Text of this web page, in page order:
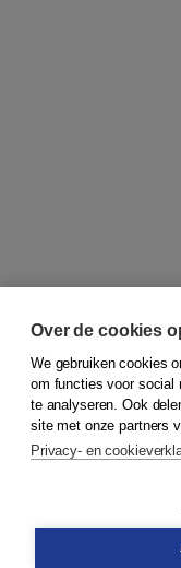
© 2026Koninklijke
Bestellen
Over de cookies
We gebruiken cookies
om functies voor social
te analyseren. Ook
site met onze partners
Privacy- en